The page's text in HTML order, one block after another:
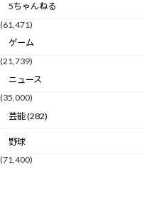
5ちゃんねる
(61,471)
ゲーム
(21,739)
ニュース
(35,000)
芸能 (282)
野球
(71,400)